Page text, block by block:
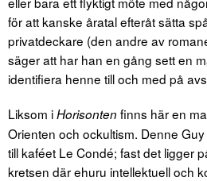
för att kanske åratal efteråt sätta
privatdeckare (den andre av
säger att har han en gång sett en
identifiera henne till och med på
Liksom iHorisonten finns här en
Orienten och ockultism. Denne
till kaféet Le Condé; fast det ligger
kretsen där ehuru intellektuell och